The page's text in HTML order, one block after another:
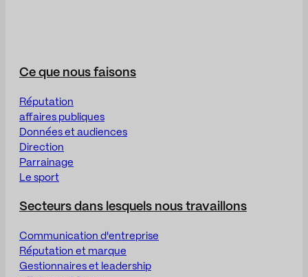
Ce que nous faisons
Réputation
affaires publiques
Données et audiences
Direction
Parrainage
Le sport
Secteurs dans lesquels nous travaillons
Communication d'entreprise
Réputation et marque
Gestionnaires et leadership